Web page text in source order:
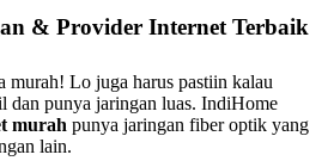
& Provider Internet Terbaik
murah! Lo juga harus pastiin kalau
dan punya jaringan luas. IndiHome
murah punya jaringan fiber optik yang
lain.